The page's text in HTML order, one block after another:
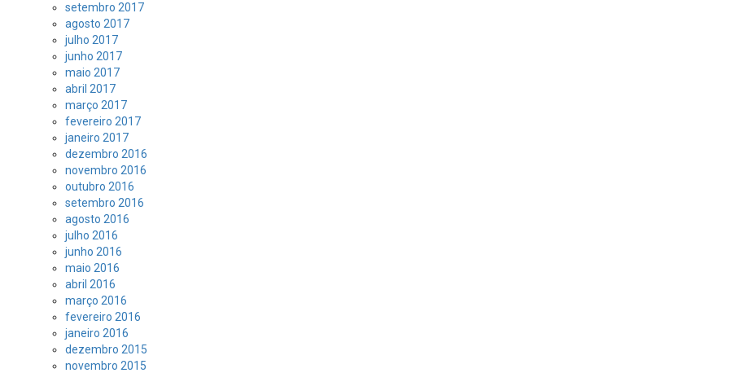
setembro 2017
agosto 2017
julho 2017
junho 2017
maio 2017
abril 2017
março 2017
fevereiro 2017
janeiro 2017
dezembro 2016
novembro 2016
outubro 2016
setembro 2016
agosto 2016
julho 2016
junho 2016
maio 2016
abril 2016
março 2016
fevereiro 2016
janeiro 2016
dezembro 2015
novembro 2015